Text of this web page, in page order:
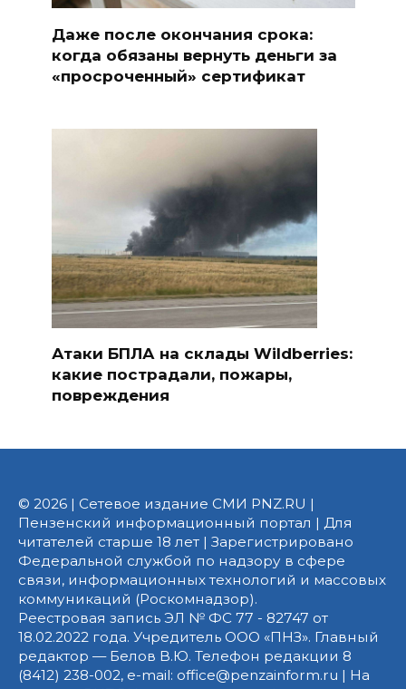
Даже после окончания срока:
когда обязаны вернуть деньги за
«просроченный» сертификат
Атаки БПЛА на склады Wildberries:
какие пострадали, пожары,
повреждения
© 2026 | Сетевое издание СМИ PNZ.RU |
Пензенский информационный портал | Для
читателей старше 18 лет | Зарегистрировано
Федеральной службой по надзору в сфере
связи, информационных технологий и массовых
коммуникаций (Роскомнадзор).
Реестровая запись ЭЛ № ФС 77 - 82747 от
18.02.2022 года. Учредитель ООО «ПНЗ». Главный
редактор — Белов В.Ю. Телефон редакции 8
(8412) 238-002, e-mail: office@penzainform.ru | На